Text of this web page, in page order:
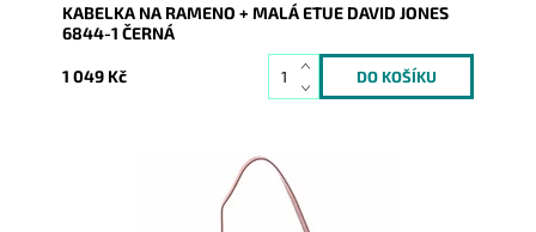
KABELKA NA RAMENO + MALÁ ETUE DAVID JONES
6844-1 ČERNÁ
1 049 Kč
Středně velká hnědá kabelka na rameno David Jones,
uvnitř které je vložena malá látková etue.